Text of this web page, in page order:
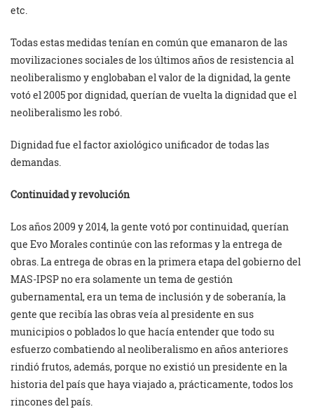
etc.
Todas estas medidas tenían en común que emanaron de las
movilizaciones sociales de los últimos años de resistencia al
neoliberalismo y englobaban el valor de la dignidad, la gente
votó el 2005 por dignidad, querían de vuelta la dignidad que el
neoliberalismo les robó.
Dignidad fue el factor axiológico unificador de todas las
demandas.
Continuidad y revolución
Los años 2009 y 2014, la gente votó por continuidad, querían
que Evo Morales continúe con las reformas y la entrega de
obras. La entrega de obras en la primera etapa del gobierno del
MAS-IPSP no era solamente un tema de gestión
gubernamental, era un tema de inclusión y de soberanía, la
gente que recibía las obras veía al presidente en sus
municipios o poblados lo que hacía entender que todo su
esfuerzo combatiendo al neoliberalismo en años anteriores
rindió frutos, además, porque no existió un presidente en la
historia del país que haya viajado a, prácticamente, todos los
rincones del país.